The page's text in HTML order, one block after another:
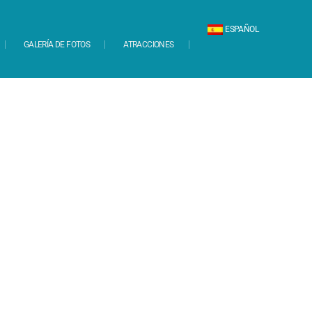
GALERÍA DE FOTOS ATRACCIONES
ESPAÑOL